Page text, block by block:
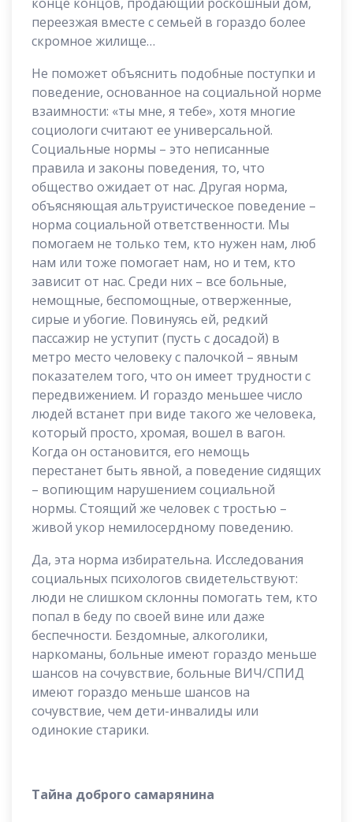
переезжая вместе с семьей в гораздо более
скромное жилище…
Не поможет объяснить подобные поступки и
поведение, основанное на социальной норме
взаимности: «ты мне, я тебе», хотя многие
социологи считают ее универсальной.
Социальные нормы – это неписанные
правила и законы поведения, то, что
общество ожидает от нас. Другая норма,
объясняющая альтруистическое поведение –
норма социальной ответственности. Мы
помогаем не только тем, кто нужен нам, люб
нам или тоже помогает нам, но и тем, кто
зависит от нас. Среди них – все больные,
немощные, беспомощные, отверженные,
сирые и убогие. Повинуясь ей, редкий
пассажир не уступит (пусть с досадой) в
метро место человеку с палочкой – явным
показателем того, что он имеет трудности с
передвижением. И гораздо меньшее число
людей встанет при виде такого же человека,
который просто, хромая, вошел в вагон.
Когда он остановится, его немощь
перестанет быть явной, а поведение сидящих
– вопиющим нарушением социальной
нормы. Стоящий же человек с тростью –
живой укор немилосердному поведению.
Да, эта норма избирательна. Исследования
социальных психологов свидетельствуют:
люди не слишком склонны помогать тем, кто
попал в беду по своей вине или даже
беспечности. Бездомные, алкоголики,
наркоманы, больные имеют гораздо меньше
шансов на сочувствие, больные ВИЧ/СПИД
имеют гораздо меньше шансов на
сочувствие, чем дети-инвалиды или
одинокие старики.
Тайна доброго самарянина